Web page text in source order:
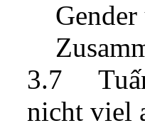
3.7 Tuấn
nicht viel